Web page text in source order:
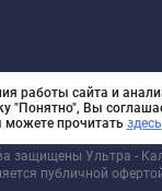
защищены Ультра -
публичной
работы сайта и
"Понятно", Вы
можете прочитать здесь